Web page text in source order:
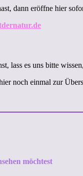
dann eröffne hier
lass es uns bitte
noch einmal zur
möchtest